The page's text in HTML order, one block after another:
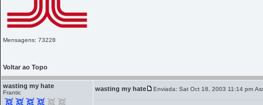
Mensagens: 73228
Voltar ao Topo
wasting my hate
Frantic
wasting my hate Enviada: Sat Oct 18, 2003 11:14 pm